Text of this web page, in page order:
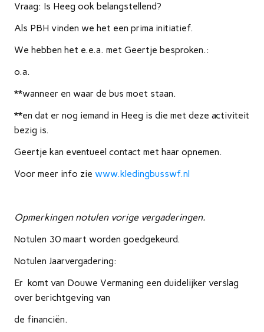
Vraag: Is Heeg ook belangstellend?
Als PBH vinden we het een prima initiatief.
We hebben het e.e.a. met Geertje besproken.:
o.a.
**wanneer en waar de bus moet staan.
**en dat er nog iemand in Heeg is die met deze activiteit
bezig is.
Geertje kan eventueel contact met haar opnemen.
Voor meer info zie www.kledingbusswf.nl
Opmerkingen notulen vorige vergaderingen.
Notulen 30 maart worden goedgekeurd.
Notulen Jaarvergadering:
Er komt van Douwe Vermaning een duidelijker verslag
over berichtgeving van
de financiën.